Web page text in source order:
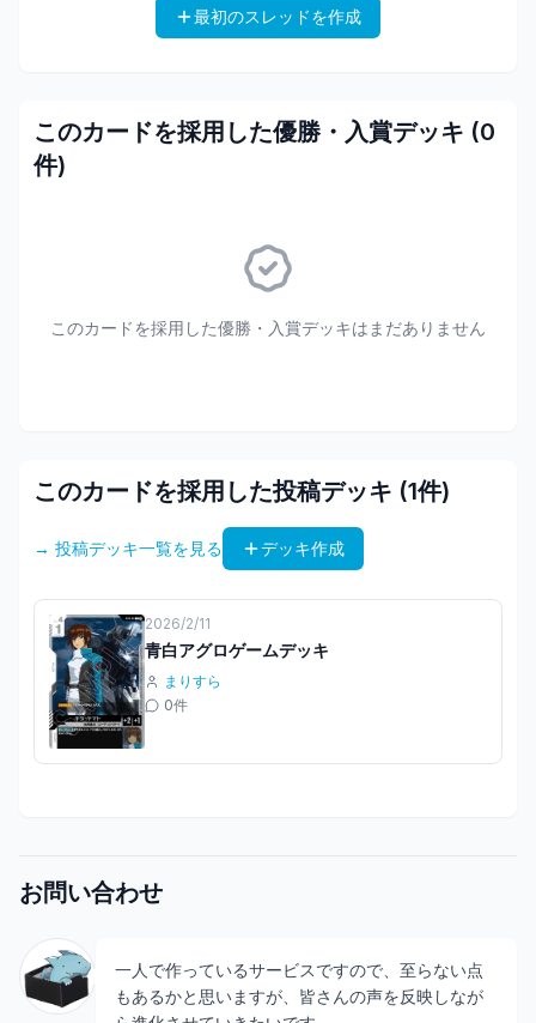
最初のスレッドを作成
このカードを採用した優勝・入賞デッキ (0
件)
このカードを採用した優勝・入賞デッキはまだありません
このカードを採用した投稿デッキ (1件)
→ 投稿デッキ一覧を見る デッキ作成
2026/2/11
青白アグロゲームデッキ
まりすら
0件
お問い合わせ
一人で作っているサービスですので、至らない点
もあるかと思いますが、皆さんの声を反映しなが